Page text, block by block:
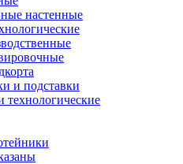
настенные
и подставки
технологические